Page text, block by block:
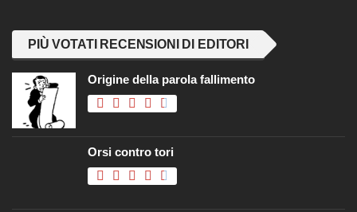
PIÙ VOTATI RECENSIONI DI EDITORI
Origine della parola fallimento
Orsi contro tori